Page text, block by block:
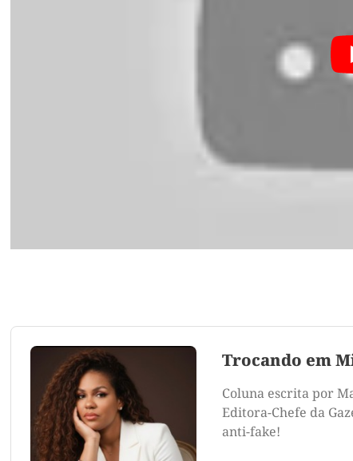
Trocando em
Coluna escrita por
Editora-Chefe da
anti-fake!